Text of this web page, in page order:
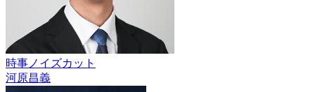
時事ノイズカット
河原昌義